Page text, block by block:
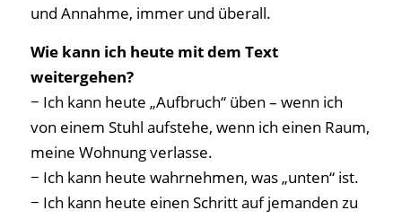
und Annahme, immer und überall.
Wie kann ich heute mit dem Text
weitergehen?
− Ich kann heute „Aufbruch“ üben – wenn ich
von einem Stuhl aufstehe, wenn ich einen Raum,
meine Wohnung verlasse.
− Ich kann heute wahrnehmen, was „unten“ ist.
− Ich kann heute einen Schritt auf jemanden zu